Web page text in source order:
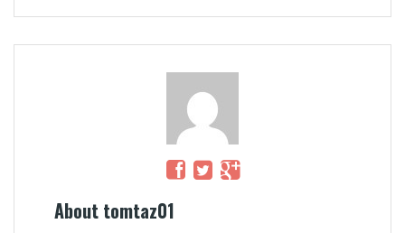
About tomtaz01